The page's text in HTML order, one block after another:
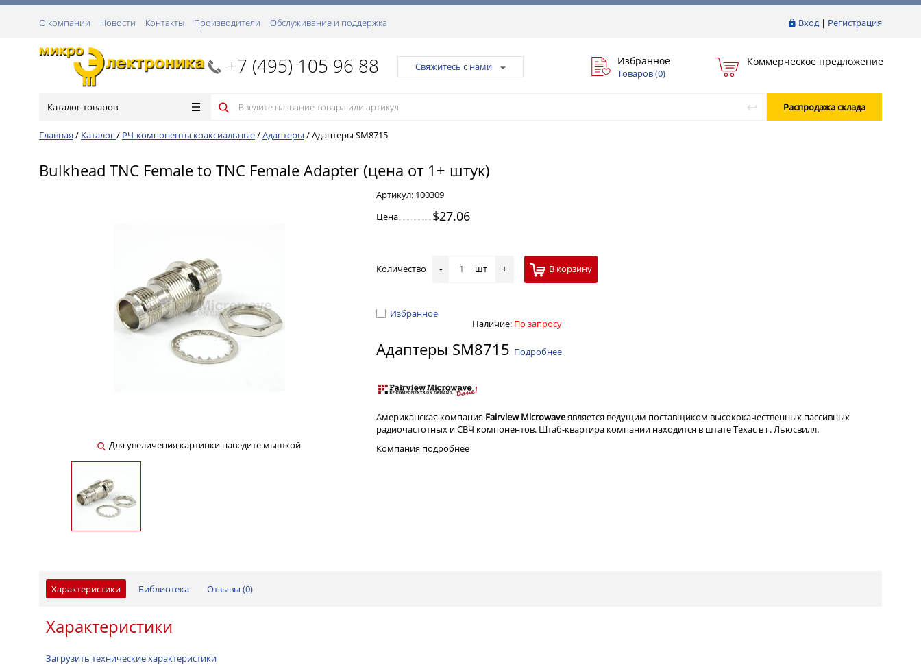
Вход| Регистрация
О компании Новости Контакты Производители Обслуживание и поддержка
+7 (495) 105 96 88 Свяжитесь с нами Избранное
Товаров (0)
Коммерческое предложение
Каталог товаров Распродажа склада
Главная / Каталог/ РЧ-компоненты коаксиальные/Адаптеры /Адаптеры SM8715
Bulkhead TNC Female to TNC Female Adapter (цена от 1+ штук)
Для увеличения картинки наведите мышкой
Артикул: 100309
Цена
$27.06
Количество - шт + В корзину
Избранное
Наличие: По запросу
Адаптеры SM8715 Подробнее
Американская компания Fairview Microwaveявляется ведущим поставщиком высококачественных пассивных
радиочастотных и СВЧ компонентов. Штаб-квартира компании находится в штате Техас в г. Льюсвилл.
Компания подробнее
Характеристики Библиотека Отзывы (0)
Характеристики
Загрузить технические характеристики